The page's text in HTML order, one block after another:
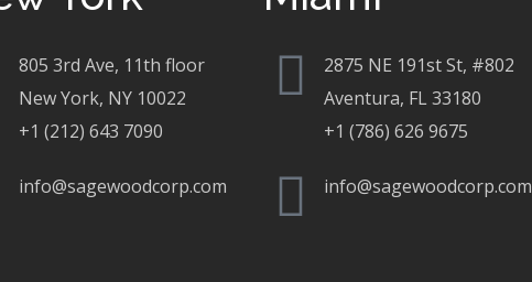
805 3rd Ave, 11th floor
New York, NY 10022
+1 (212) 643 7090
info@sagewoodcorp.com
2875 NE 191st St, #802
Aventura, FL 33180
+1 (786) 626 9675
info@sagewoodcorp.com